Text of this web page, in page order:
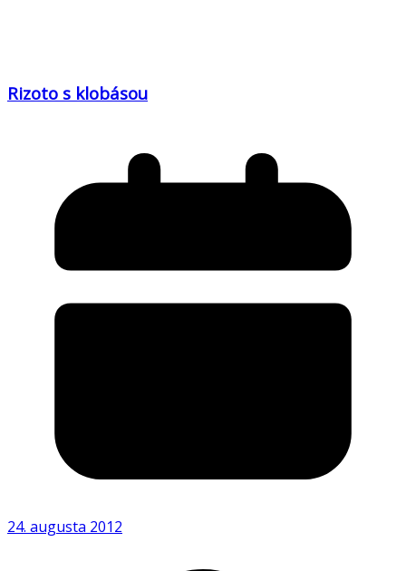
Rizoto s klobásou
24. augusta 2012